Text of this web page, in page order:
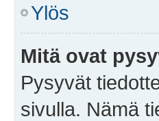
Ylös
Mitä ovat
Pysyvät
sivulla. Nämä